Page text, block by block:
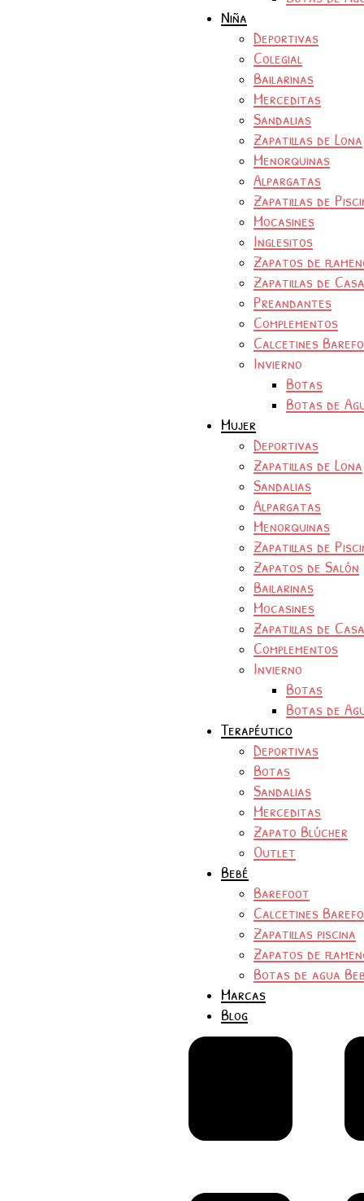
Niña
Deportivas
Colegial
Bailarinas
Merceditas
Sandalias
Zapatillas de Lona
Menorquinas
Alpargatas
Zapatillas de
Mocasines
Inglesitos
Zapatos de
Zapatillas de Casa
Preandantes
Complementos
Calcetines
Invierno
Botas
Botas de
Mujer
Deportivas
Zapatillas de Lona
Sandalias
Alpargatas
Menorquinas
Zapatillas de
Zapatos de Salón
Bailarinas
Mocasines
Zapatillas de Casa
Complementos
Invierno
Botas
Botas de
Terapéutico
Deportivas
Botas
Sandalias
Merceditas
Zapato Blúcher
Outlet
Bebé
Barefoot
Calcetines
Zapatillas piscina
Zapatos de
Botas de agua
Marcas
Blog